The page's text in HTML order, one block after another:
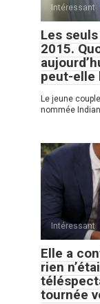
Intéressant
Les
2015.
peut-elle
Le jeune
nommée
Intéressant
Elle a
rien
tournée